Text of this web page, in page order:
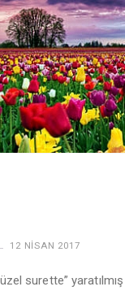
12 NISAN 2017
surette”